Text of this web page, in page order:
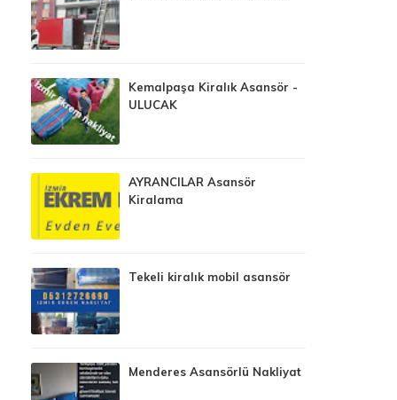
Kemalpaşa Kiralık Asansör -
ULUCAK
AYRANCILAR Asansör
Kiralama
Tekeli kiralık mobil asansör
Menderes Asansörlü Nakliyat